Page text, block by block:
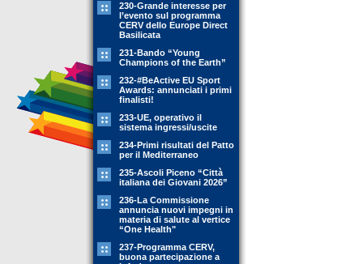
230-Grande interesse per
l’evento sul programma
CERV dello Europe Direct
Basilicata
231-Bando “Young
Champions of the Earth”
232-#BeActive EU Sport
Awards: annunciati i primi
finalisti!
233-UE, operativo il
sistema ingressi/uscite
234-Primi risultati del Patto
per il Mediterraneo
235-Ascoli Piceno “Città
italiana dei Giovani 2026”
236-La Commissione
annuncia nuovi impegni in
materia di salute al vertice
“One Health"
237-Programma CERV,
buona partecipazione a